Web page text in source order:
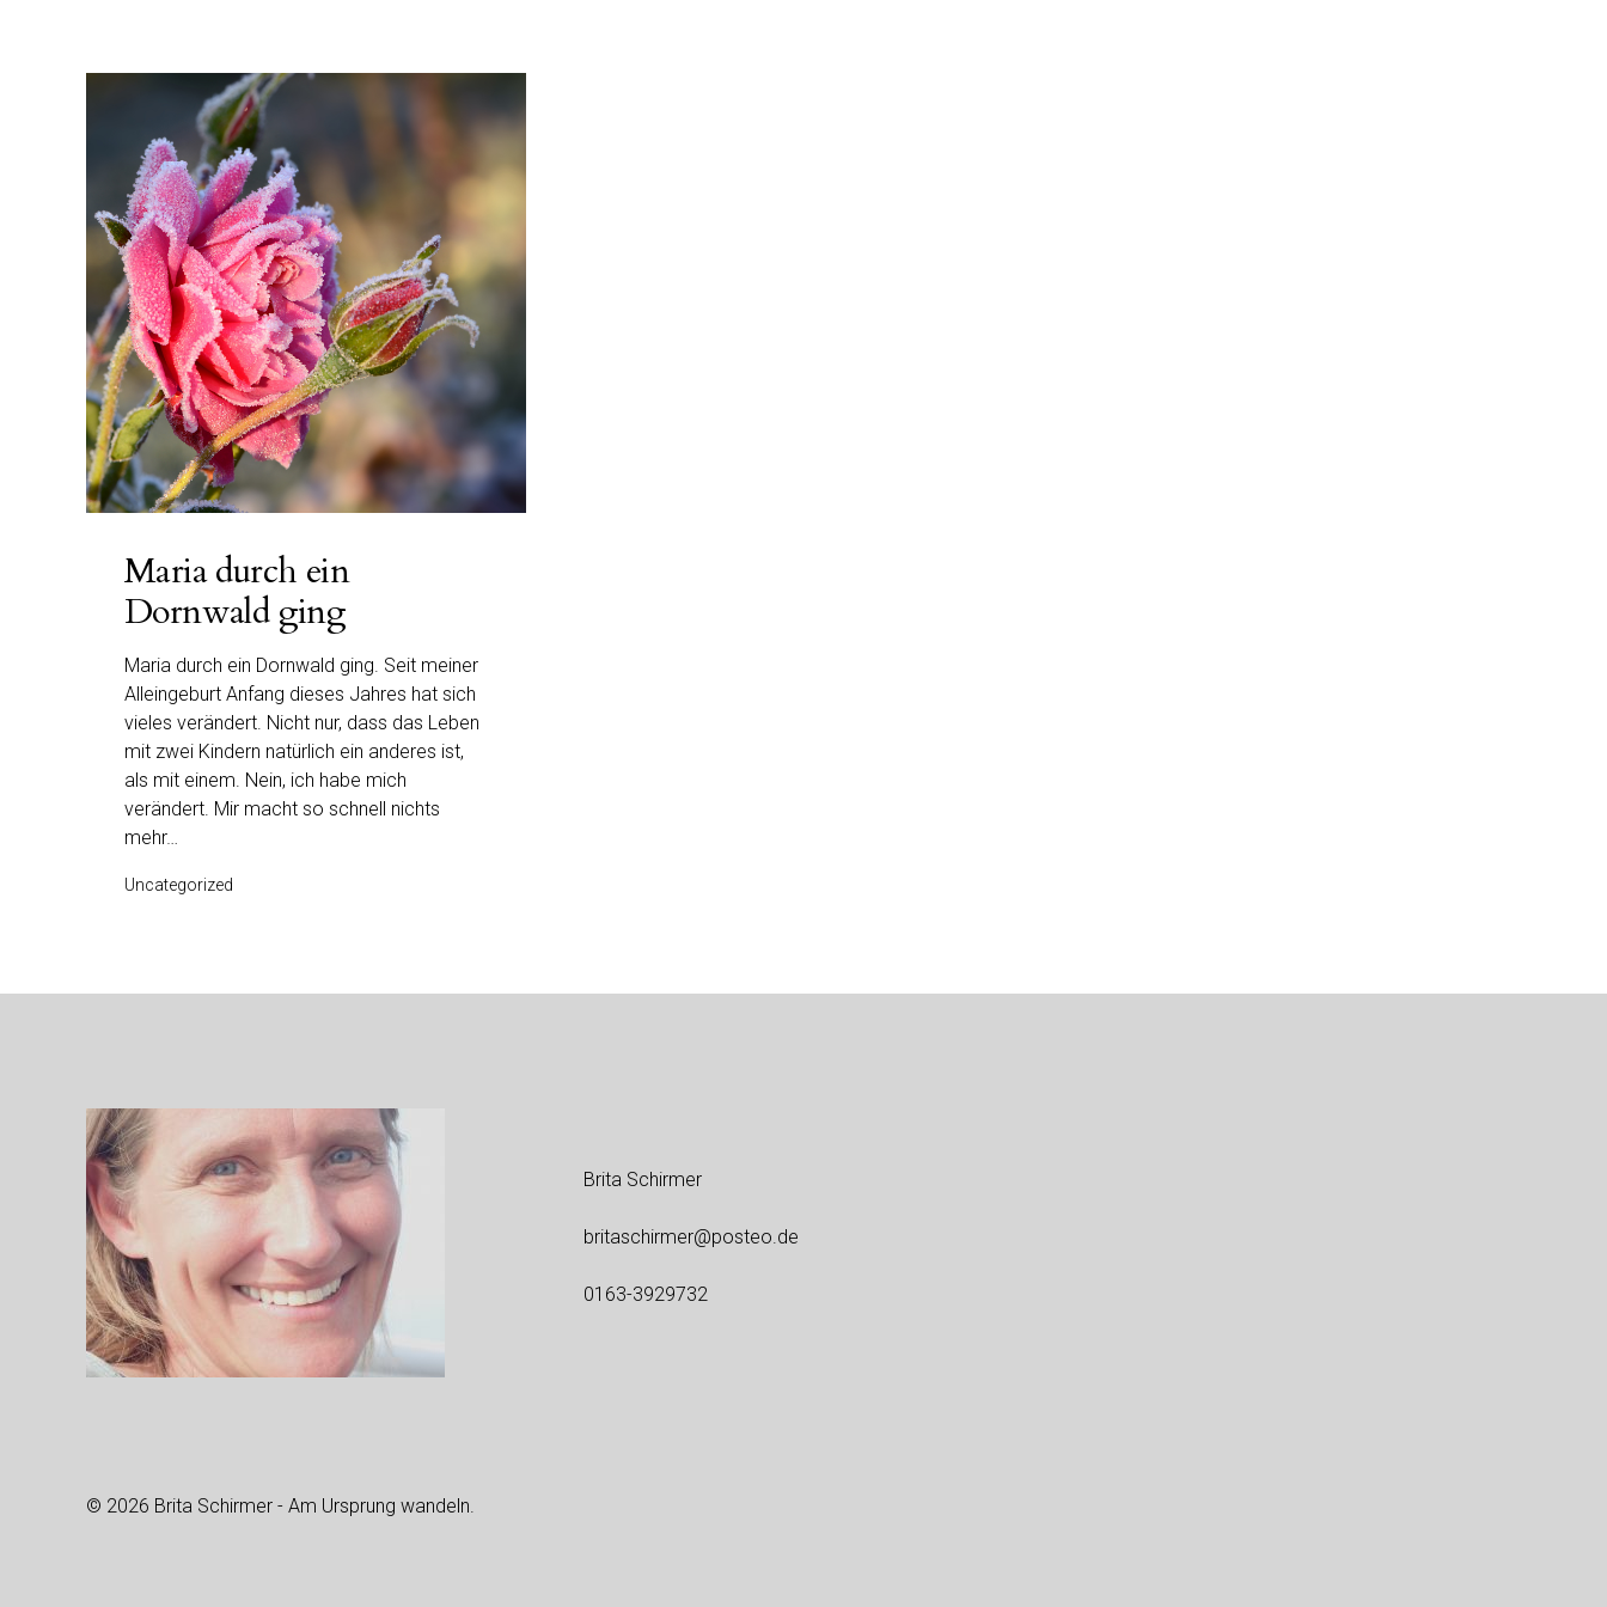
Maria durch ein
Dornwald ging
Maria durch ein Dornwald ging. Seit meiner
Alleingeburt Anfang dieses Jahres hat sich
vieles verändert. Nicht nur, dass das Leben
mit zwei Kindern natürlich ein anderes ist,
als mit einem. Nein, ich habe mich
verändert. Mir macht so schnell nichts
mehr…
Uncategorized
Brita Schirmer
britaschirmer@posteo.de
0163-3929732
© 2026 Brita Schirmer - Am Ursprung wandeln.